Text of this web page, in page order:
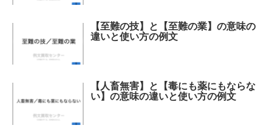
【至難の技】と【至難の業】の意味の
違いと使い方の例文
【人畜無害】と【毒にも薬にもならな
い】の意味の違いと使い方の例文